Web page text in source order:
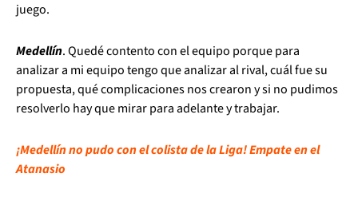
juego.
Medellín. Quedé contento con el equipo porque para
analizar a mi equipo tengo que analizar al rival, cuál fue su
propuesta, qué complicaciones nos crearon y si no pudimos
resolverlo hay que mirar para adelante y trabajar.
¡Medellín no pudo con el colista de la Liga! Empate en el
Atanasio